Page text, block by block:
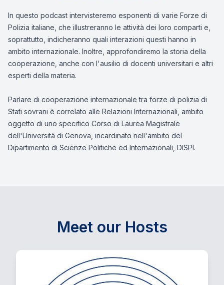
In questo podcast intervisteremo esponenti di varie Forze di
Polizia italiane, che illustreranno le attività dei loro comparti e,
soprattutto, indicheranno quali interazioni questi hanno in
ambito internazionale. Inoltre, approfondiremo la storia della
cooperazione, anche con l'ausilio di docenti universitari e altri
esperti della materia.
Parlare di cooperazione internazionale tra forze di polizia di
Stati sovrani è correlato alle Relazioni Internazionali, ambito
oggetto di uno specifico Corso di Laurea Magistrale
dell'Università di Genova, incardinato nell'ambito del
Dipartimento di Scienze Politiche ed Internazionali, DISPI.
Meet our Hosts